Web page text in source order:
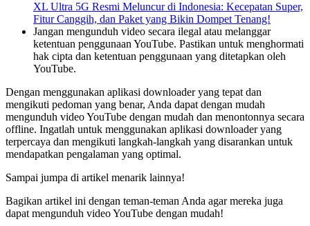
XL Ultra 5G Resmi Meluncur di Indonesia: Kecepatan Super,
Fitur Canggih, dan Paket yang Bikin Dompet Tenang!
Jangan mengunduh video secara ilegal atau melanggar
ketentuan penggunaan YouTube. Pastikan untuk menghormati
hak cipta dan ketentuan penggunaan yang ditetapkan oleh
YouTube.
Dengan menggunakan aplikasi downloader yang tepat dan
mengikuti pedoman yang benar, Anda dapat dengan mudah
mengunduh video YouTube dengan mudah dan menontonnya secara
offline. Ingatlah untuk menggunakan aplikasi downloader yang
terpercaya dan mengikuti langkah-langkah yang disarankan untuk
mendapatkan pengalaman yang optimal.
Sampai jumpa di artikel menarik lainnya!
Bagikan artikel ini dengan teman-teman Anda agar mereka juga
dapat mengunduh video YouTube dengan mudah!